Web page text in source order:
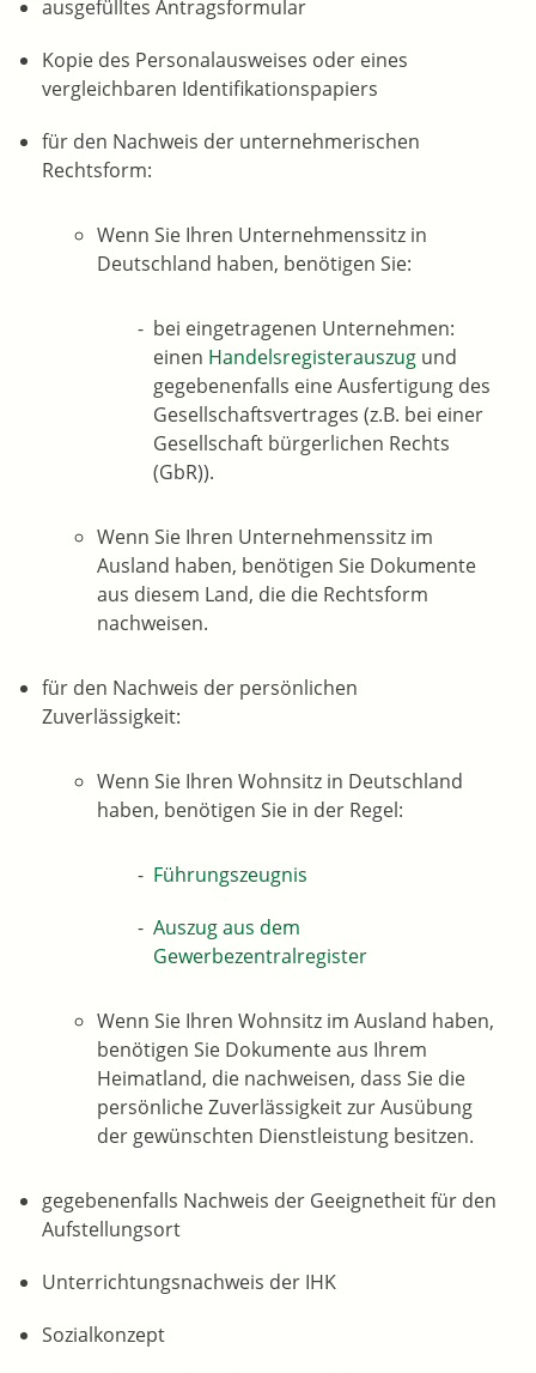
ausgefülltes Antragsformular
Kopie des Personalausweises oder eines
vergleichbaren Identifikationspapiers
für den Nachweis der unternehmerischen
Rechtsform:
Wenn Sie Ihren Unternehmenssitz in
Deutschland haben, benötigen Sie:
bei eingetragenen Unternehmen:
einen Handelsregisterauszugund
gegebenenfalls eine Ausfertigung des
Gesellschaftsvertrages (z.B. bei einer
Gesellschaft bürgerlichen Rechts
(GbR)).
Wenn Sie Ihren Unternehmenssitz im
Ausland haben, benötigen Sie Dokumente
aus diesem Land, die die Rechtsform
nachweisen.
für den Nachweis der persönlichen
Zuverlässigkeit:
Wenn Sie Ihren Wohnsitz in Deutschland
haben, benötigen Sie in der Regel:
Führungszeugnis
Auszug aus dem
Gewerbezentralregister
Wenn Sie Ihren Wohnsitz im Ausland haben,
benötigen Sie Dokumente aus Ihrem
Heimatland, die nachweisen, dass Sie die
persönliche Zuverlässigkeit zur Ausübung
der gewünschten Dienstleistung besitzen.
gegebenenfalls Nachweis der Geeignetheit für den
Aufstellungsort
Unterrichtungsnachweis der IHK
Sozialkonzept